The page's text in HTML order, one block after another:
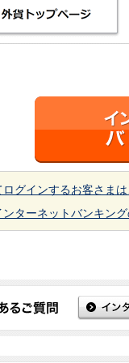
ログインするお客さま
ンターネットバンキン